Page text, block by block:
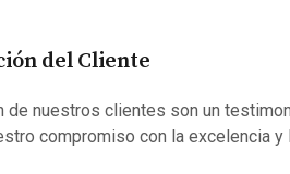
del Cliente
nuestros clientes son un
compromiso con la excelencia y